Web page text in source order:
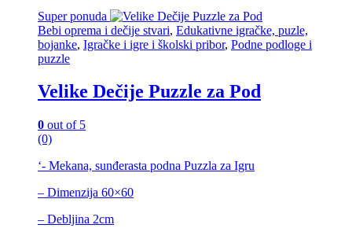
Super ponuda
Bebi oprema i dečije stvari, Edukativne igračke, puzle,
bojanke, Igračke i igre i školski pribor, Podne podloge i
puzzle
Velike Dečije Puzzle za Pod
0 out of 5
(0)
‘- Mekana, sunđerasta podna Puzzla za Igru
– Dimenzija 60×60
– Debljina 2cm